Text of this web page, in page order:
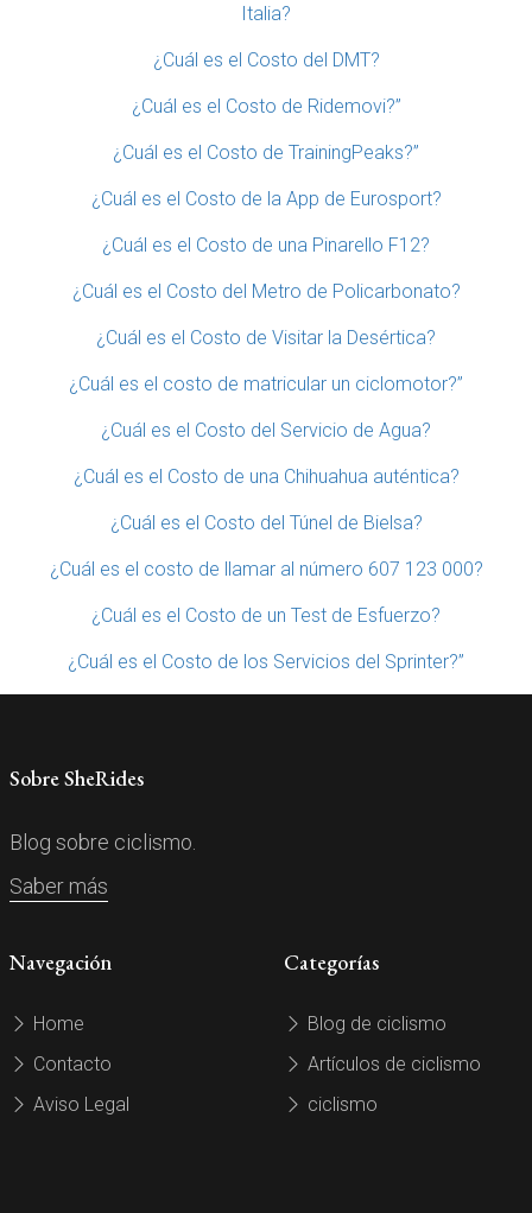
Italia?
¿Cuál es el Costo del DMT?
¿Cuál es el Costo de Ridemovi?”
¿Cuál es el Costo de TrainingPeaks?”
¿Cuál es el Costo de la App de Eurosport?
¿Cuál es el Costo de una Pinarello F12?
¿Cuál es el Costo del Metro de Policarbonato?
¿Cuál es el Costo de Visitar la Desértica?
¿Cuál es el costo de matricular un ciclomotor?”
¿Cuál es el Costo del Servicio de Agua?
¿Cuál es el Costo de una Chihuahua auténtica?
¿Cuál es el Costo del Túnel de Bielsa?
¿Cuál es el costo de llamar al número 607 123 000?
¿Cuál es el Costo de un Test de Esfuerzo?
¿Cuál es el Costo de los Servicios del Sprinter?”
Sobre SheRides
Blog sobre ciclismo.
Saber más
Navegación
Home
Contacto
Aviso Legal
Categorías
Blog de ciclismo
Artículos de ciclismo
ciclismo